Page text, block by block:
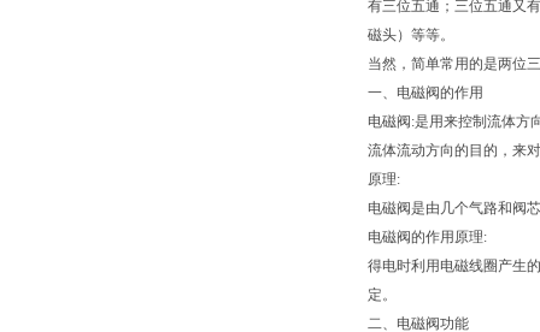
有三位五通；三位五通又
磁头）等等。
当然，简单常用的是两位
一、电磁阀的作用
电磁阀:是用来控制流体方
流体流动方向的目的，来
原理:
电磁阀是由几个气路和阀
电磁阀的作用原理:
得电时利用电磁线圈产生
定。
二、电磁阀功能